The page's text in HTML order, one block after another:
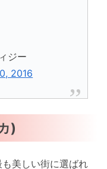
ジー
2016
)
美しい街に選ばれ